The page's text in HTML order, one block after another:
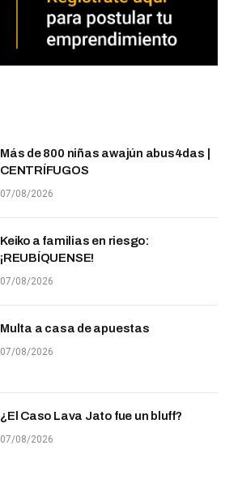
Más de 800 niñas awajún abus4das |
CENTRÍFUGOS
07/08/2026
Keiko a familias en riesgo:
¡REUBÍQUENSE!
07/08/2026
Multa a casa de apuestas
07/08/2026
¿El Caso Lava Jato fue un bluff?
07/08/2026